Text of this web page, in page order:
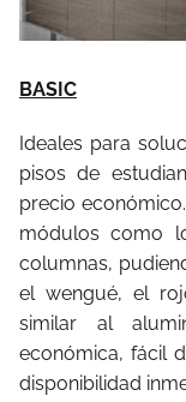
BASIC
Ideales para
pisos de
precio
módulos como
columnas,
el wengué, el
similar al
económica, fácil
disponibilidad